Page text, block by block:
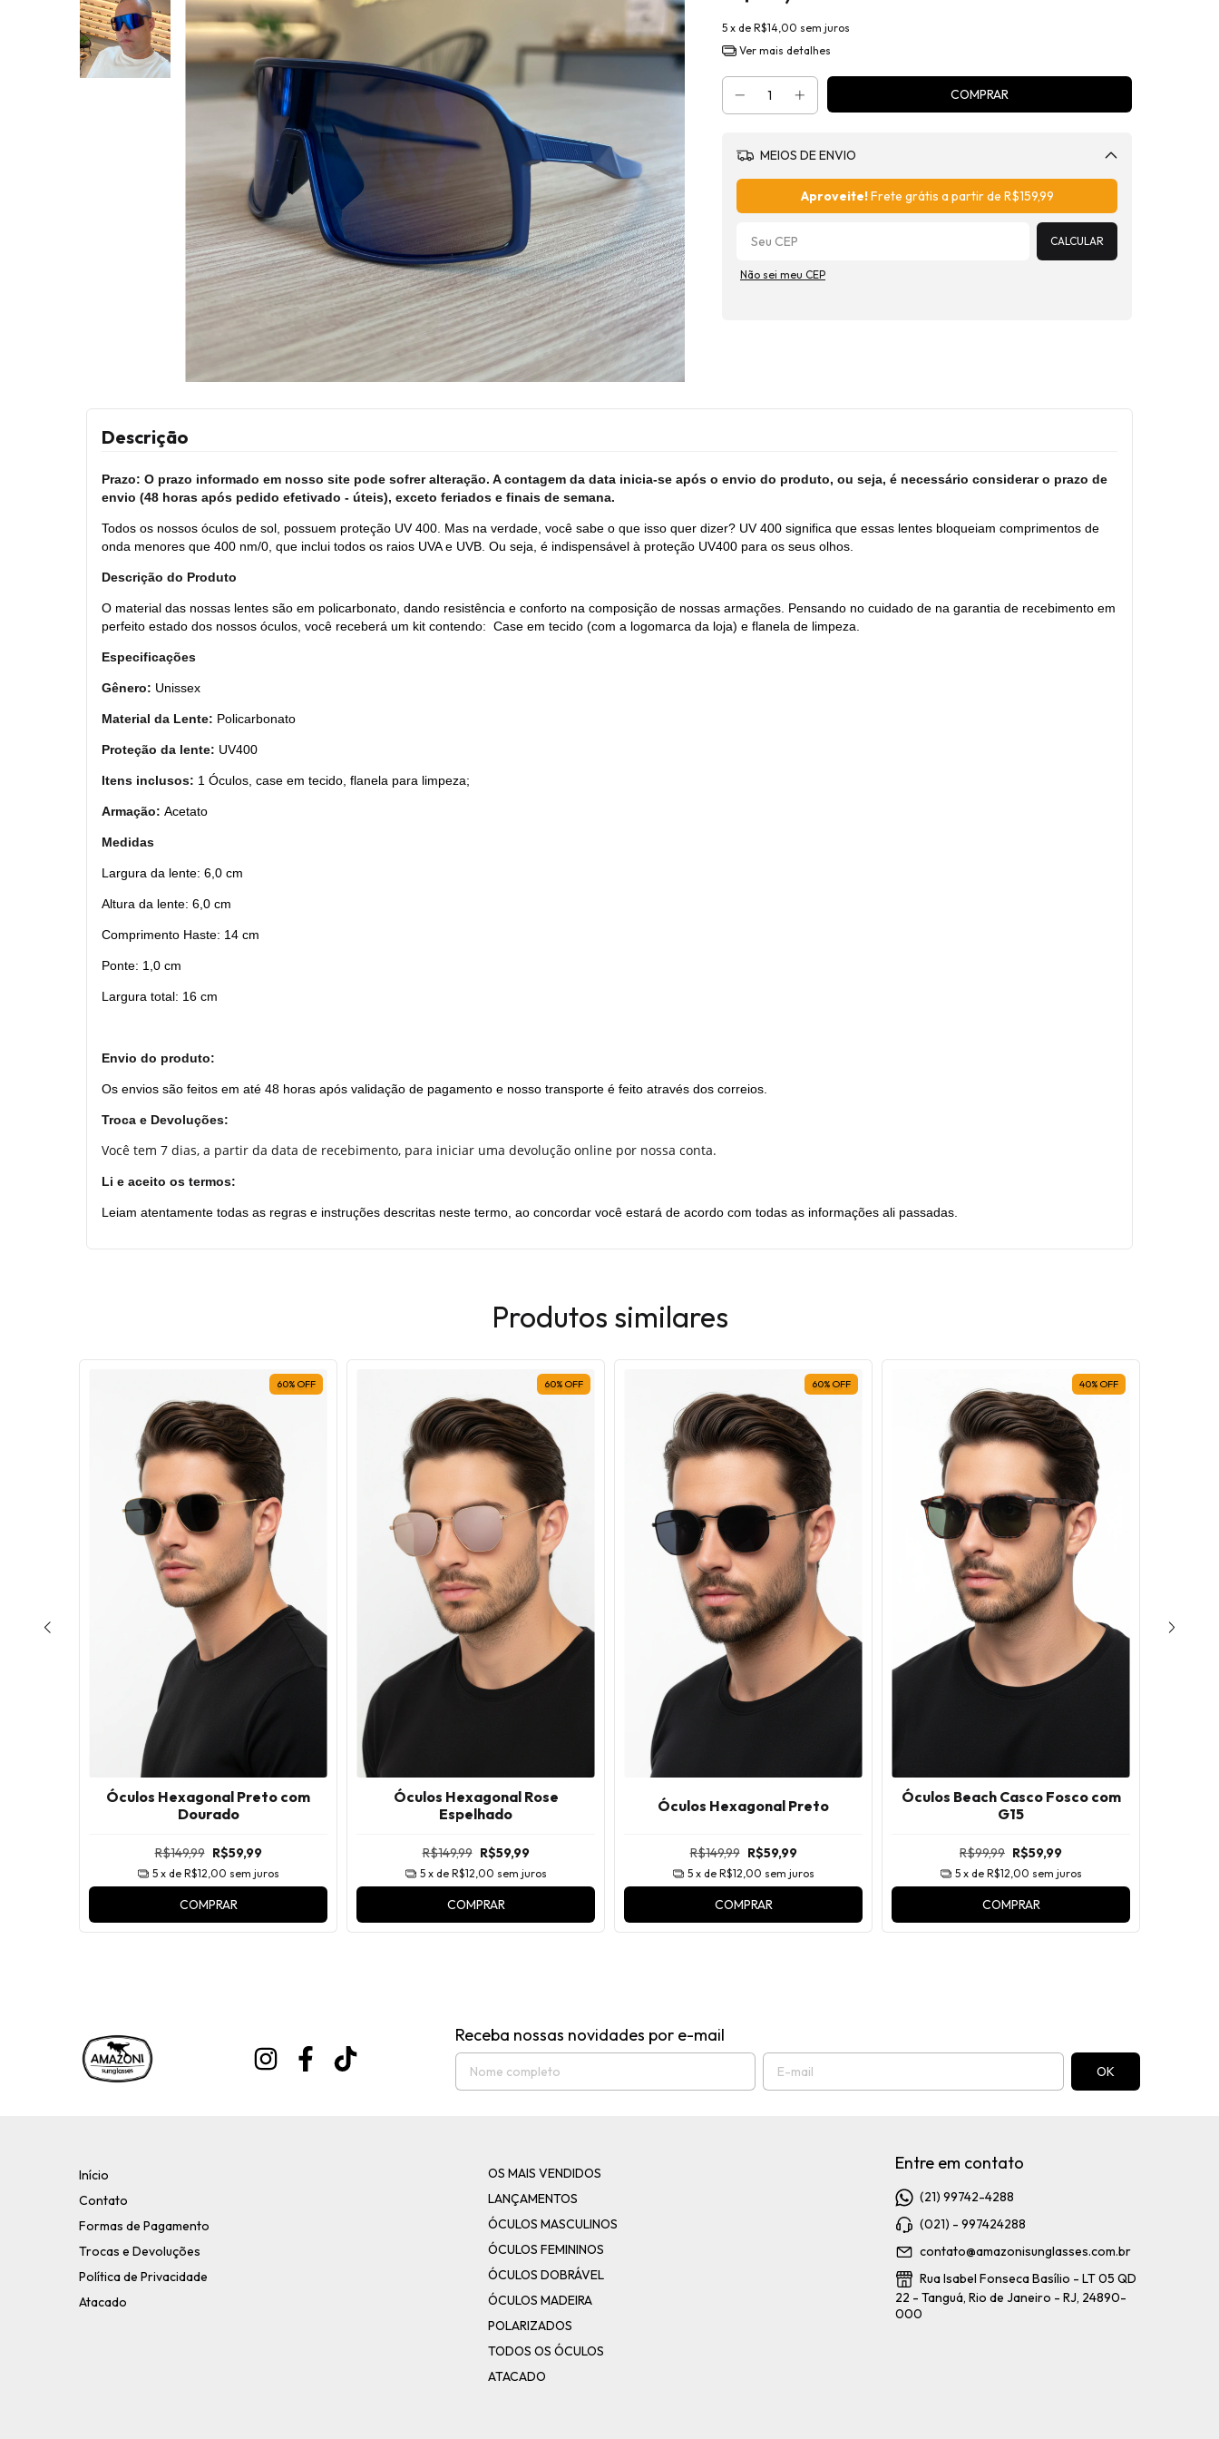
5 x de R$14,00 sem juros
Ver mais detalhes
MEIOS DE ENVIO
Aproveite!Frete grátis a partir de R$159,99
CALCULAR
Não sei meu CEP
Descrição
Prazo: O prazo informado em nosso site pode sofrer alteração. A contagem da data inicia-se após o envio do produto, ou seja, é necessário considerar o prazo de
envio (48 horas após pedido efetivado - úteis), exceto feriados e finais de semana.
Todos os nossos óculos de sol, possuem proteção UV 400. Mas na verdade, você sabe o que isso quer dizer? UV 400 significa que essas lentes bloqueiam comprimentos de
onda menores que 400 nm/0, que inclui todos os raios UVA e UVB. Ou seja, é indispensável à proteção UV400 para os seus olhos.
Descrição do Produto
O material das nossas lentes são em policarbonato, dando resistência e conforto na composição de nossas armações. Pensando no cuidado de na garantia de recebimento em
perfeito estado dos nossos óculos, você receberá um kit contendo: Case em tecido (com a logomarca da loja) e flanela de limpeza.
Especificações
Gênero: Unissex
Material da Lente: Policarbonato
Proteção da lente: UV400
Itens inclusos: 1 Óculos, case em tecido, flanela para limpeza;
Armação: Acetato
Medidas
Largura da lente: 6,0 cm
Altura da lente: 6,0 cm
Comprimento Haste: 14 cm
Ponte: 1,0 cm
Largura total: 16 cm
Envio do produto:
Os envios são feitos em até 48 horas após validação de pagamento e nosso transporte é feito através dos correios.
Troca e Devoluções:
Você tem 7 dias, a partir da data de recebimento, para iniciar uma devolução online por nossa conta.
Li e aceito os termos:
Leiam atentamente todas as regras e instruções descritas neste termo, ao concordar você estará de acordo com todas as informações ali passadas.
Produtos similares
60% OFF
Óculos Hexagonal Preto com
Dourado
R$149,99 R$59,99
5 x de R$12,00 sem juros
COMPRAR
60% OFF
Óculos Hexagonal Rose
Espelhado
R$149,99 R$59,99
5 x de R$12,00 sem juros
COMPRAR
60% OFF
Óculos Hexagonal Preto
R$149,99 R$59,99
5 x de R$12,00 sem juros
COMPRAR
40% OFF
Óculos Beach Casco Fosco com
G15
R$99,99 R$59,99
5 x de R$12,00 sem juros
COMPRAR
Receba nossas novidades por e-mail
Início
Contato
Formas de Pagamento
Trocas e Devoluções
Política de Privacidade
Atacado
OS MAIS VENDIDOS
LANÇAMENTOS
ÓCULOS MASCULINOS
ÓCULOS FEMININOS
ÓCULOS DOBRÁVEL
ÓCULOS MADEIRA
POLARIZADOS
TODOS OS ÓCULOS
ATACADO
Entre em contato
(21) 99742-4288
(021) - 997424288
contato@amazonisunglasses.com.br
Rua Isabel Fonseca Basílio - LT 05 QD
22 - Tanguá, Rio de Janeiro - RJ, 24890-
000